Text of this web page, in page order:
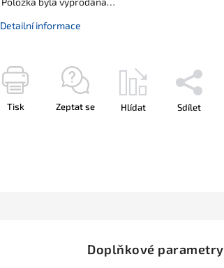
Detailní informace
Tisk Zeptat se Hlídat Sdílet
Doplňkové parametry